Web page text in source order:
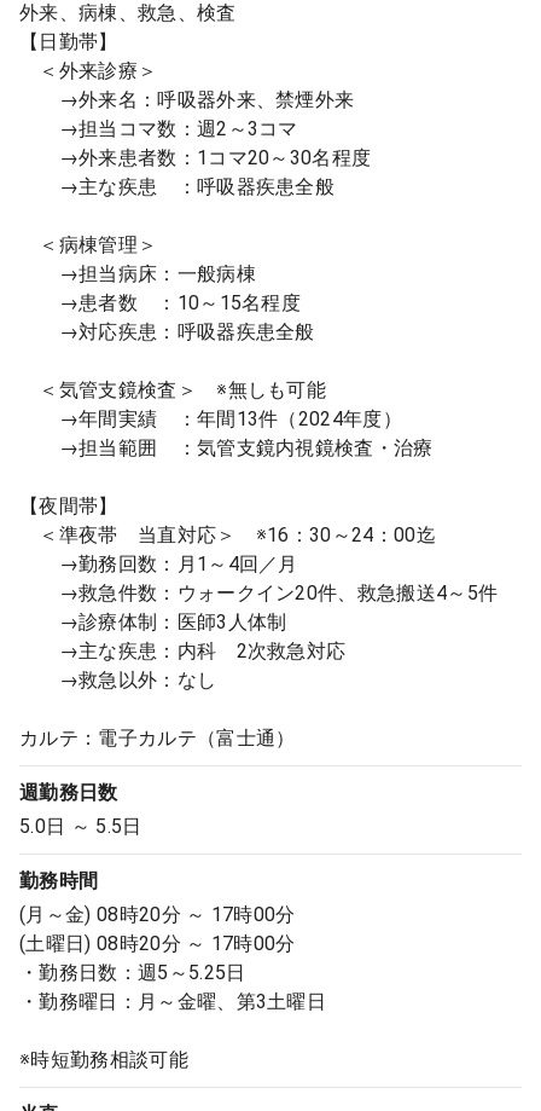
外来、病棟、救急、検査
【日勤帯】
＜外来診療＞
→外来名：呼吸器外来、禁煙外来
→担当コマ数：週2～3コマ
→外来患者数：1コマ20～30名程度
→主な疾患 ：呼吸器疾患全般
＜病棟管理＞
→担当病床：一般病棟
→患者数 ：10～15名程度
→対応疾患：呼吸器疾患全般
＜気管支鏡検査＞ ※無しも可能
→年間実績 ：年間13件（2024年度）
→担当範囲 ：気管支鏡内視鏡検査・治療
【夜間帯】
＜準夜帯 当直対応＞ ※16：30～24：00迄
→勤務回数：月1～4回／月
→救急件数：ウォークイン20件、救急搬送4～5件
→診療体制：医師3人体制
→主な疾患：内科 2次救急対応
→救急以外：なし
カルテ：電子カルテ（富士通）
週勤務日数
5.0日 ～ 5.5日
勤務時間
(月～金) 08時20分 ～ 17時00分
(土曜日) 08時20分 ～ 17時00分
・勤務日数：週5～5.25日
・勤務曜日：月～金曜、第3土曜日
※時短勤務相談可能